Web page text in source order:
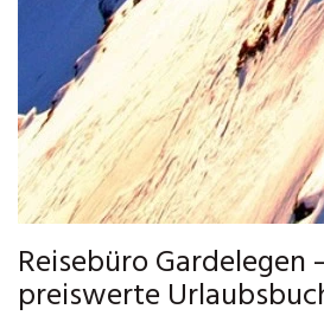
Reisebüro Gardelegen
preiswerte